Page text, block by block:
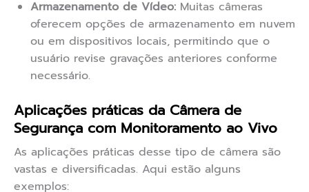
Armazenamento de Vídeo: Muitas câmeras
oferecem opções de armazenamento em nuvem
ou em dispositivos locais, permitindo que o
usuário revise gravações anteriores conforme
necessário.
Aplicações práticas da Câmera de
Segurança com Monitoramento ao Vivo
As aplicações práticas desse tipo de câmera são
vastas e diversificadas. Aqui estão alguns
exemplos: